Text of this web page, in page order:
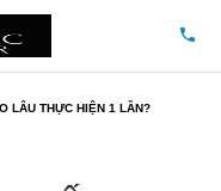
LÂU THỰC HIỆN 1 LẦN?